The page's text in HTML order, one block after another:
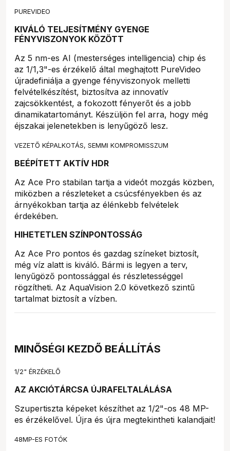
PUREVIDEO
KIVÁLÓ TELJESÍTMÉNY GYENGE
FÉNYVISZONYOK KÖZÖTT
Az 5 nm-es AI (mesterséges intelligencia) chip és
az 1/1,3"-es érzékelő által meghajtott PureVideo
újradefiniálja a gyenge fényviszonyok melletti
felvételkészítést, biztosítva az innovatív
zajcsökkentést, a fokozott fényerőt és a jobb
dinamikatartományt. Készüljön fel arra, hogy még
éjszakai jelenetekben is lenyűgöző lesz.
VEZETŐ KÉPALKOTÁS, SEMMI KOMPROMISSZUM
BEÉPÍTETT AKTÍV HDR
Az Ace Pro stabilan tartja a videót mozgás közben,
miközben a részleteket a csúcsfényekben és az
árnyékokban tartja az élénkebb felvételek
érdekében.
HIHETETLEN SZÍNPONTOSSÁG
Az Ace Pro pontos és gazdag színeket biztosít,
még víz alatt is kiváló. Bármi is legyen a terv,
lenyűgöző pontossággal és részletességgel
rögzítheti. Az AquaVision 2.0 következő szintű
tartalmat biztosít a vízben.
MINŐSÉGI KEZDŐ BEÁLLÍTÁS
1/2" ÉRZÉKELŐ
AZ AKCIÓTÁRCSA ÚJRAFELTALÁLÁSA
Szupertiszta képeket készíthet az 1/2"-os 48 MP-
es érzékelővel. Újra és újra megtekintheti kalandjait!
48MP-ES FOTÓK